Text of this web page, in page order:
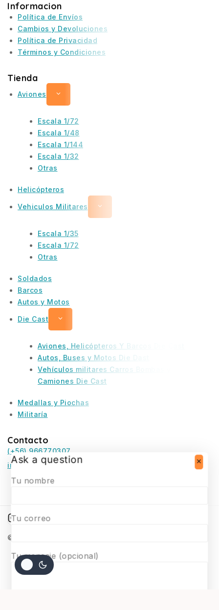
Informacion
Política de Envíos
Cambios y Devoluciones
Política de Privacidad
Términos y Condiciones
Tienda
Aviones
Escala 1/72
Escala 1/48
Escala 1/144
Escala 1/32
Otras
Helicópteros
Vehiculos Militares
Escala 1/35
Escala 1/72
Otras
Soldados
Barcos
Autos y Motos
Die Cast
Aviones, Helicópteros Y Barcos Die Cast
Autos, Buses y Motos Die Dast
Vehículos militares Carros Bombas y
Camiones Die Cast
Medallas y Piochas
Militaría
Contacto
(+56) 966770307
infosurmaquetas@surmaquetas.cl
© 2026 Surmaquetas
Ask a question
Tu nombre
Tu correo
Tu mensaje (opcional)